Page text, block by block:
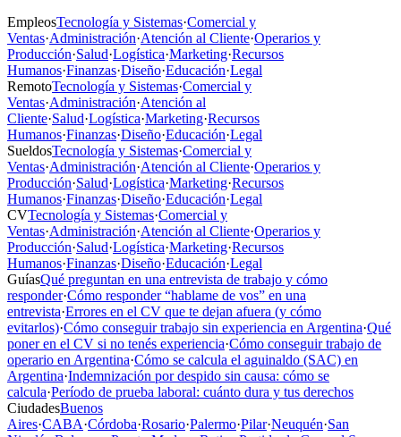
EmpleosTecnología y Sistemas·Comercial y
Ventas·Administración·Atención al Cliente·Operarios y
Producción·Salud·Logística·Marketing·Recursos
Humanos·Finanzas·Diseño·Educación·Legal
RemotoTecnología y Sistemas·Comercial y
Ventas·Administración·Atención al
Cliente·Salud·Logística·Marketing·Recursos
Humanos·Finanzas·Diseño·Educación·Legal
SueldosTecnología y Sistemas·Comercial y
Ventas·Administración·Atención al Cliente·Operarios y
Producción·Salud·Logística·Marketing·Recursos
Humanos·Finanzas·Diseño·Educación·Legal
CVTecnología y Sistemas·Comercial y
Ventas·Administración·Atención al Cliente·Operarios y
Producción·Salud·Logística·Marketing·Recursos
Humanos·Finanzas·Diseño·Educación·Legal
GuíasQué preguntan en una entrevista de trabajo y cómo
responder·Cómo responder “hablame de vos” en una
entrevista·Errores en el CV que te dejan afuera (y cómo
evitarlos)·Cómo conseguir trabajo sin experiencia en Argentina·Qué
poner en el CV si no tenés experiencia·Cómo conseguir trabajo de
operario en Argentina·Cómo se calcula el aguinaldo (SAC) en
Argentina·Indemnización por despido sin causa: cómo se
calcula·Período de prueba laboral: cuánto dura y tus derechos
CiudadesBuenos
Aires·CABA·Córdoba·Rosario·Palermo·Pilar·Neuquén·San